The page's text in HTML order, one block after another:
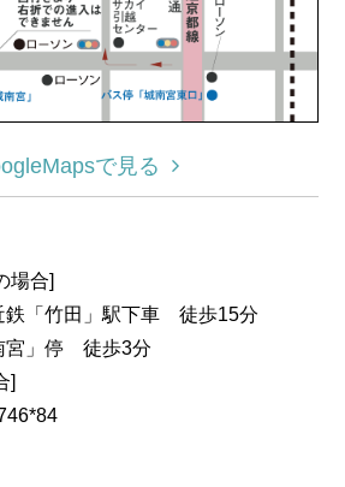
で見る
場合]
鉄「竹田」駅下車 徒歩15分
宮」停 徒歩3分
]